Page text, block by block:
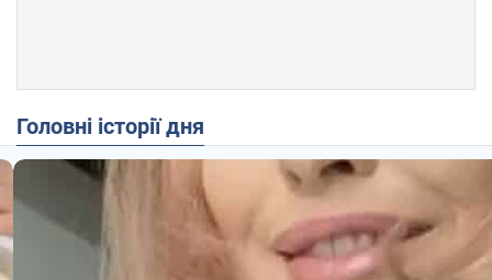
Головні історії дня